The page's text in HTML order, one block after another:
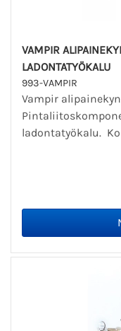
VAMPIR
LADONTATYÖKALU
993-VAMPIR
Vampir
ladontatyökalu.